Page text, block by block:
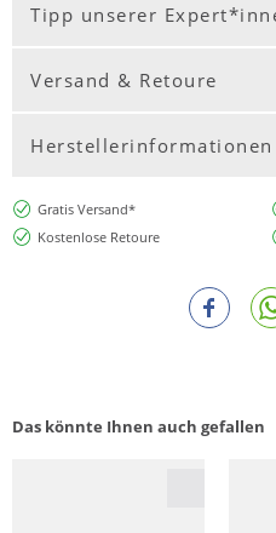
Tipp unserer
Versand & Retoure
Herstellerinformationen
Gratis Versand*
Kostenlose Retoure
Das könnte Ihnen auch gefallen